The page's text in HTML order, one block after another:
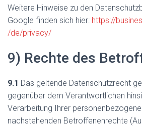
Weitere Hinweise zu den
Google finden sich hier: https://
/de/privacy/
9) Rechte des
9.1 Das geltende Datenschutzrecht
gegenüber dem Verantwortlichen
Verarbeitung Ihrer
nachstehenden Betroffenenrechte